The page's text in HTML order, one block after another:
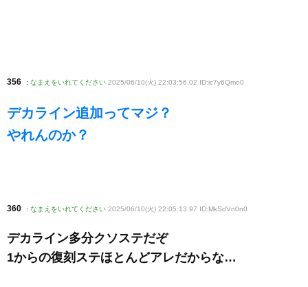
356 : なまえをいれてください 2025/06/10(火) 22:03:56.02 ID:ic7y6Qmo0
デカライン追加ってマジ？
やれんのか？
360 : なまえをいれてください 2025/06/10(火) 22:05:13.97 ID:MkSdVn0n0
デカライン多分クソステだぞ
1からの復刻ステほとんどアレだからな…